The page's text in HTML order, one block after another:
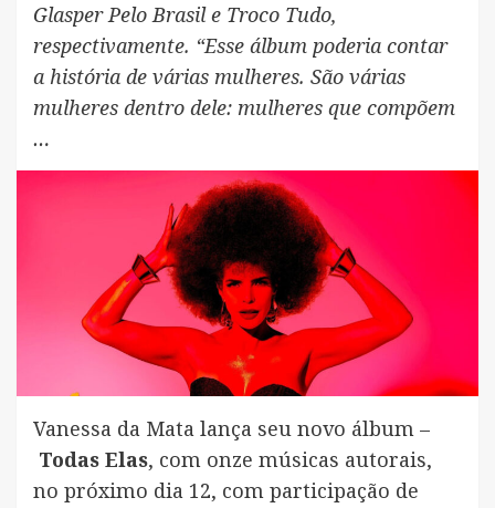
Glasper Pelo Brasil e Troco Tudo,
respectivamente. “Esse álbum poderia contar
a história de várias mulheres. São várias
mulheres dentro dele: mulheres que compõem
…
Vanessa da Mata lança seu novo álbum –
Todas Elas, com onze músicas autorais,
no próximo dia 12, com participação de